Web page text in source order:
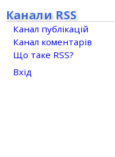
Канали RSS
Канал публікацій
Канал коментарів
Що таке RSS?
Вхід